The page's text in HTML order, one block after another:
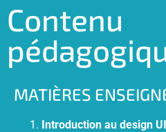
Contenu
MATIÈRES
Introduction au design